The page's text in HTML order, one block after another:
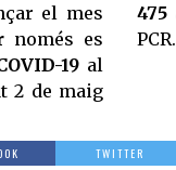
el mes
només es
19 al
2 de maig
475
PCR.
TWITTER